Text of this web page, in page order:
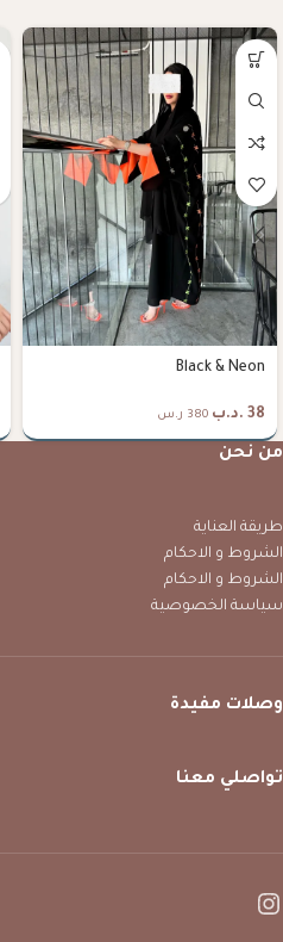
Black & Neon
38 .د.ب 380 ر.س
من نحن
طريقة العناية
الشروط و الاحكام
الشروط و الاحكام
سياسة الخصوصية
وصلات مفيدة
تواصلي معنا